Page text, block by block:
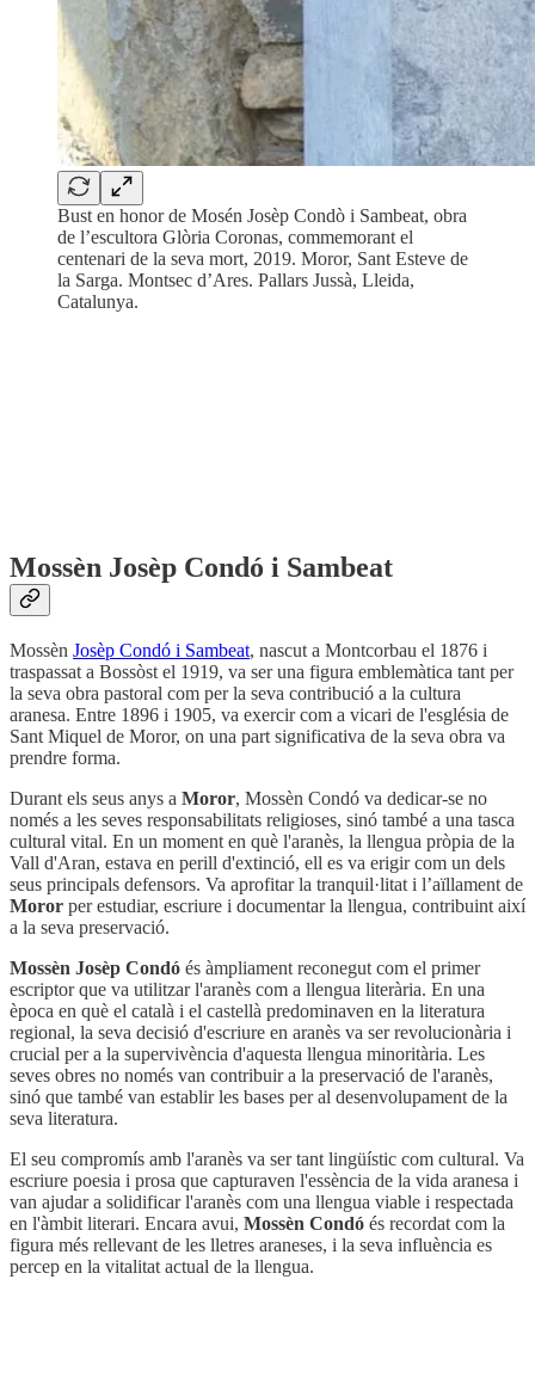
Bust en honor de Mosén Josèp Condò i Sambeat, obra
de l’escultora Glòria Coronas, commemorant el
centenari de la seva mort, 2019. Moror, Sant Esteve de
la Sarga. Montsec d’Ares. Pallars Jussà, Lleida,
Catalunya.
Mossèn Josèp Condó i Sambeat
Mossèn Josèp Condó i Sambeat, nascut a Montcorbau el 1876 i
traspassat a Bossòst el 1919, va ser una figura emblemàtica tant per
la seva obra pastoral com per la seva contribució a la cultura
aranesa. Entre 1896 i 1905, va exercir com a vicari de l'església de
Sant Miquel de Moror, on una part significativa de la seva obra va
prendre forma.
Durant els seus anys a Moror, Mossèn Condó va dedicar-se no
només a les seves responsabilitats religioses, sinó també a una tasca
cultural vital. En un moment en què l'aranès, la llengua pròpia de la
Vall d'Aran, estava en perill d'extinció, ell es va erigir com un dels
seus principals defensors. Va aprofitar la tranquil·litat i l’aïllament de
Moror per estudiar, escriure i documentar la llengua, contribuint així
a la seva preservació.
Mossèn Josèp Condó és àmpliament reconegut com el primer
escriptor que va utilitzar l'aranès com a llengua literària. En una
època en què el català i el castellà predominaven en la literatura
regional, la seva decisió d'escriure en aranès va ser revolucionària i
crucial per a la supervivència d'aquesta llengua minoritària. Les
seves obres no només van contribuir a la preservació de l'aranès,
sinó que també van establir les bases per al desenvolupament de la
seva literatura.
El seu compromís amb l'aranès va ser tant lingüístic com cultural. Va
escriure poesia i prosa que capturaven l'essència de la vida aranesa i
van ajudar a solidificar l'aranès com una llengua viable i respectada
en l'àmbit literari. Encara avui, Mossèn Condó és recordat com la
figura més rellevant de les lletres araneses, i la seva influència es
percep en la vitalitat actual de la llengua.